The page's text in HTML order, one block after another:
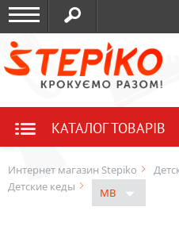
КАТАЛОГ ТОВАРІВ
Интернет магазин Stepiko
Детские кеды
MB